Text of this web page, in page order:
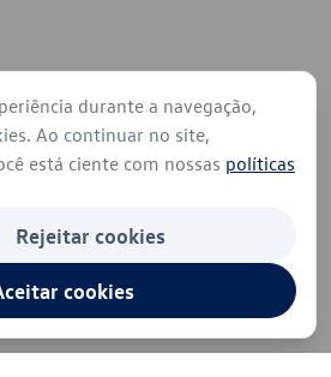
durante a navegação,
Ao continuar no site,
está ciente com nossas políticas
Rejeitar cookies
cookies